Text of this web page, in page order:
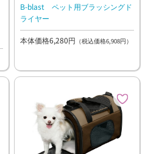
B-blast ペット用ブラッシングド
ライヤー
本体価格6,280円 （税込価格6,908円）